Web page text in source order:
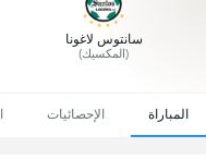
سانتوس لاغونا
(المكسيك)
المباراة الإحصائيات